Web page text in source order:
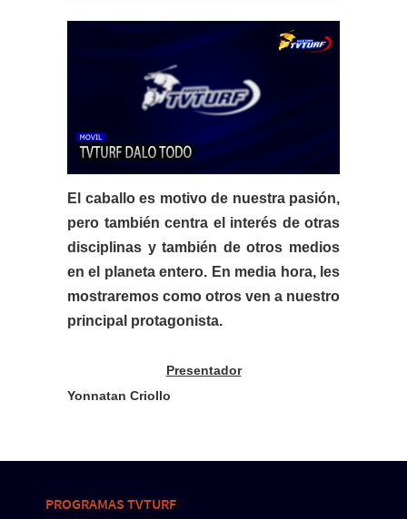
El caballo es motivo de nuestra pasión,
pero también centra el interés de otras
disciplinas y también de otros medios
en el planeta entero. En media hora, les
mostraremos como otros ven a nuestro
principal protagonista.
Presentador
Yonnatan Criollo
PROGRAMAS TVTURF